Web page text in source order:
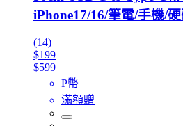
iPhone17/16/筆電/手機/
(14)
$199
$599
P幣
滿額贈